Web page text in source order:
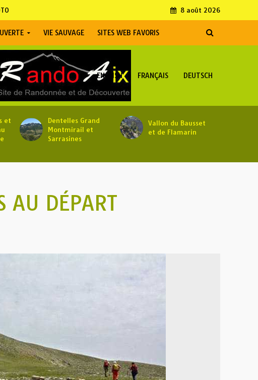
8 août 2026
VIE SAUVAGE SITES WEB FAVORIS
ENGLISH FRANÇAIS DEUTSCH
et
Dentelles Grand
Montmirail et
Sarrasines
Vallon du Bausset
et de Flamarin
AU DÉPART